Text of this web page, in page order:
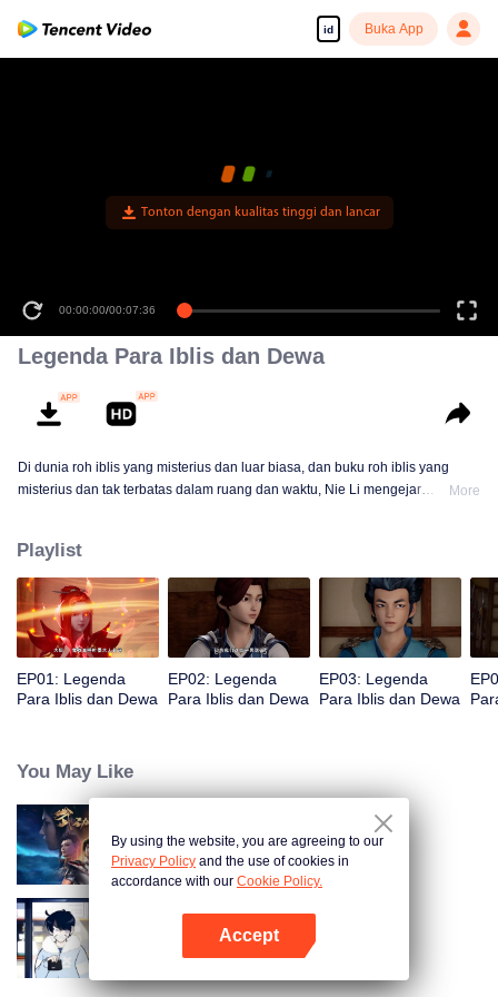
id Buka App
Tonton dengan kualitas tinggi dan lancar
00:00:00/00:07:36
Legenda Para Iblis dan Dewa
Di dunia roh iblis yang misterius dan luar biasa, dan buku roh iblis yang
misterius dan tak terbatas dalam ruang dan waktu, Nie Li mengejar
gadis tersebut? Ada juga sahabat seperjuangan yang berbagi suka dan
duka, melatih keterampilan terkuat dan kekuatan roh iblis terkuat bersama,
dan menginjakkan kaki di puncak seni bela diri. Aku, Nie Li, harus menjadi
spiritualis iblis terkuat!
More
Playlist
EP01: Legenda
Para Iblis dan Dewa
EP02: Legenda
Para Iblis dan Dewa
EP03: Legenda
Para Iblis dan Dewa
You May Like
Dunia Persilatan
Kakak Menyebalkan
By using the website, you are agreeing to our
Privacy Policy and the use of cookies in
accordance with our Cookie Policy.
Accept